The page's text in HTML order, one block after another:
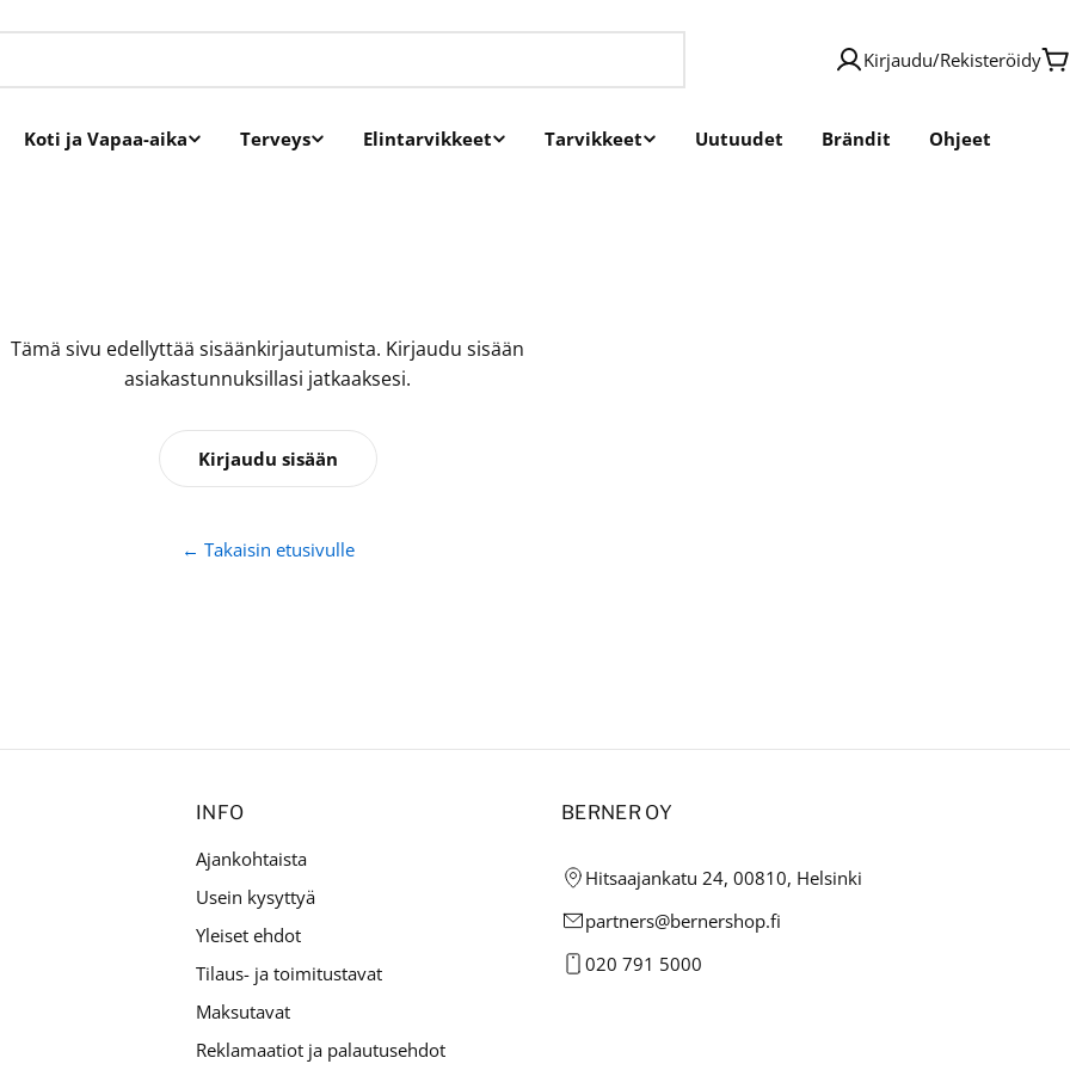
Kirjaudu/Rekisteröidy
Koti ja Vapaa-aika Terveys Elintarvikkeet Tarvikkeet Uutuudet Brändit Ohjeet
Tämä sivu edellyttää sisäänkirjautumista. Kirjaudu sisään
asiakastunnuksillasi jatkaaksesi.
Kirjaudu sisään
← Takaisin etusivulle
INFO
Ajankohtaista
Usein kysyttyä
Yleiset ehdot
Tilaus- ja toimitustavat
Maksutavat
Reklamaatiot ja palautusehdot
BERNER OY
Hitsaajankatu 24, 00810, Helsinki
partners@bernershop.fi
020 791 5000